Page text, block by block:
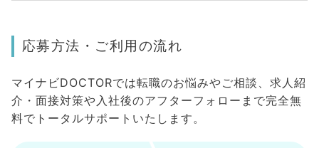
応募方法・ご利用の流れ
マイナビDOCTORでは転職のお悩みやご相談、求人紹
介・面接対策や入社後のアフターフォローまで完全無
料でトータルサポートいたします。